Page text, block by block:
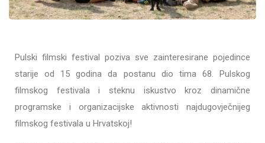
Pulski filmski festival poziva sve zainteresirane pojedince
starije od 15 godina da postanu dio tima 68. Pulskog
filmskog festivala i steknu iskustvo kroz dinamične
programske i organizacijske aktivnosti najdugovječnijeg
filmskog festivala u Hrvatskoj!